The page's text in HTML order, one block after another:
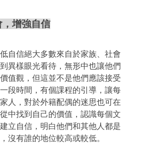
，增強自信
自信絕大多數來自於家族、社會
異樣眼光看待，無形中也讓他們
值觀，但這並不是他們應該接受
段時間，有個課程的引導，讓每
人，對於外籍配偶的迷思也可在
中找到自己的價值，認識每個文
立自信，明白他們和其他人都是
沒有誰的地位較高或較低。